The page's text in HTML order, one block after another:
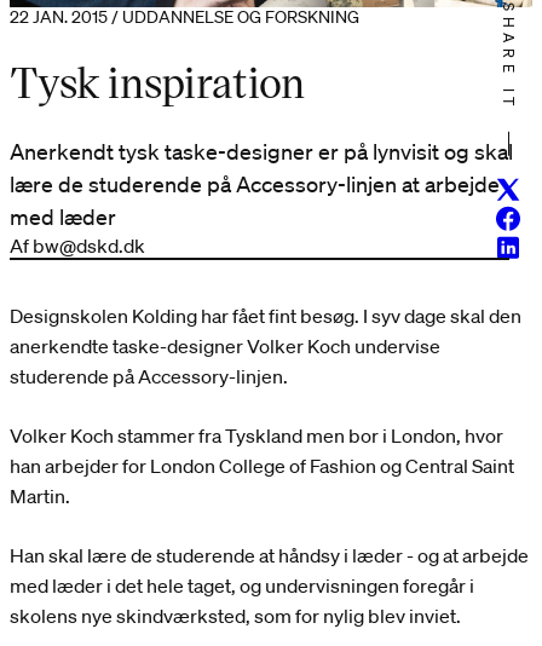
22 JAN. 2015 / UDDANNELSE OG FORSKNING
Tysk inspiration
Anerkendt tysk taske-designer er på lynvisit og skal
lære de studerende på Accessory-linjen at arbejde
med læder
Af bw@dskd.dk
SHARE IT
Designskolen Kolding har fået fint besøg. I syv dage skal den
anerkendte taske-designer Volker Koch undervise
studerende på Accessory-linjen.
Volker Koch stammer fra Tyskland men bor i London, hvor
han arbejder for London College of Fashion og Central Saint
Martin.
Han skal lære de studerende at håndsy i læder - og at arbejde
med læder i det hele taget, og undervisningen foregår i
skolens nye skindværksted, som for nylig blev inviet.